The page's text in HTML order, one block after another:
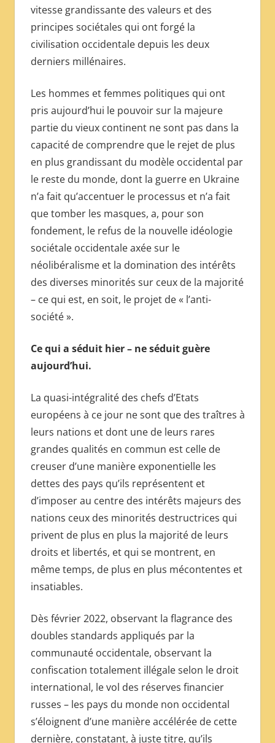
vitesse grandissante des valeurs et des
principes sociétales qui ont forgé la
civilisation occidentale depuis les deux
derniers millénaires.
Les hommes et femmes politiques qui ont
pris aujourd’hui le pouvoir sur la majeure
partie du vieux continent ne sont pas dans la
capacité de comprendre que le rejet de plus
en plus grandissant du modèle occidental par
le reste du monde, dont la guerre en Ukraine
n’a fait qu’accentuer le processus et n’a fait
que tomber les masques, a, pour son
fondement, le refus de la nouvelle idéologie
sociétale occidentale axée sur le
néolibéralisme et la domination des intérêts
des diverses minorités sur ceux de la majorité
– ce qui est, en soit, le projet de « l’anti-
société ».
Ce qui a séduit hier – ne séduit guère
aujourd’hui.
La quasi-intégralité des chefs d’Etats
européens à ce jour ne sont que des traîtres à
leurs nations et dont une de leurs rares
grandes qualités en commun est celle de
creuser d’une manière exponentielle les
dettes des pays qu’ils représentent et
d’imposer au centre des intérêts majeurs des
nations ceux des minorités destructrices qui
privent de plus en plus la majorité de leurs
droits et libertés, et qui se montrent, en
même temps, de plus en plus mécontentes et
insatiables.
Dès février 2022, observant la flagrance des
doubles standards appliqués par la
communauté occidentale, observant la
confiscation totalement illégale selon le droit
international, le vol des réserves financier
russes – les pays du monde non occidental
s’éloignent d’une manière accélérée de cette
dernière, constatant, à juste titre, qu’ils